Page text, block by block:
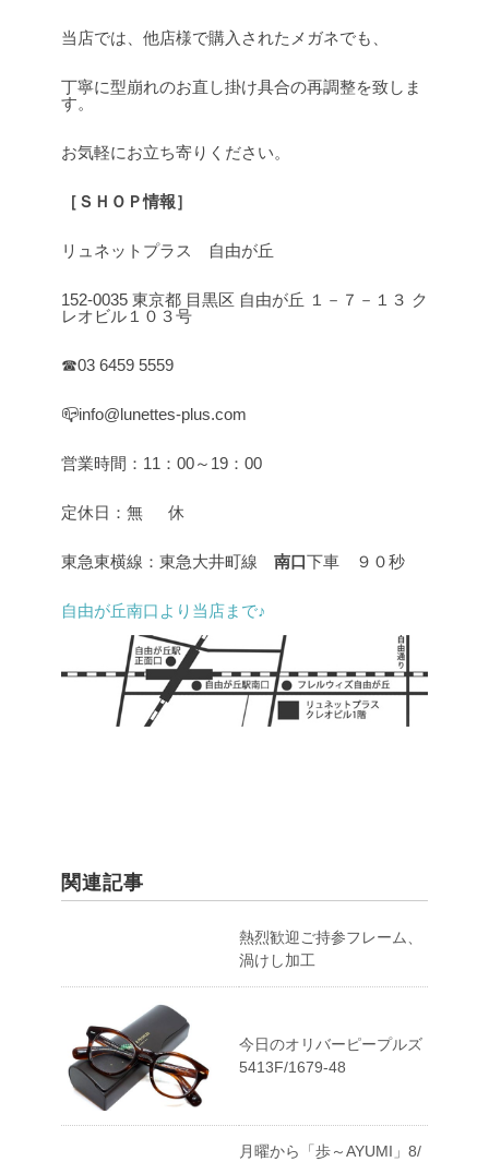
当店では、他店様で購入されたメガネでも、
丁寧に型崩れのお直し掛け具合の再調整を致しま
す。
お気軽にお立ち寄りください。
［ＳＨＯＰ情報］
リュネットプラス 自由が丘
152-0035 東京都 目黒区 自由が丘 １－７－１３ ク
レオビル１０３号
☎03 6459 5559
📪info@lunettes-plus.com
営業時間：11：00～19：00
定休日：無 休
東急東横線：東急大井町線 南口下車 ９０秒
自由が丘南口より当店まで♪
関連記事
熱烈歓迎ご持参フレーム、
渦けし加工
今日のオリバーピープルズ
5413F/1679-48
月曜から「歩～AYUMI」8/